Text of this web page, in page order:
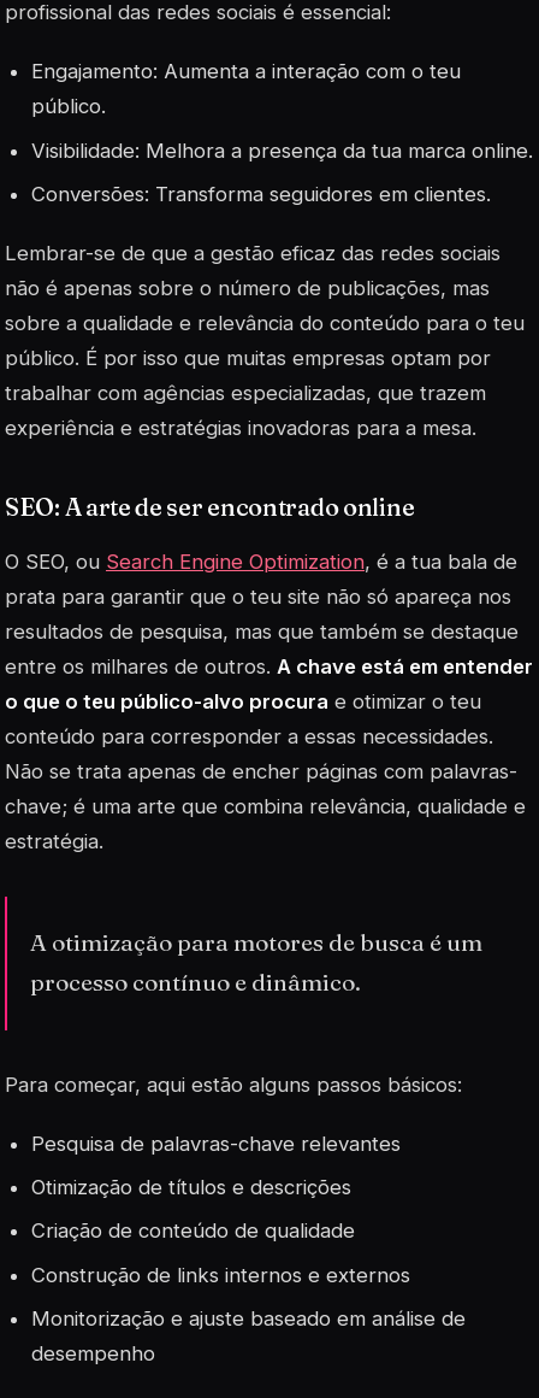
profissional das redes sociais é essencial:
Engajamento: Aumenta a interação com o teu
público.
Visibilidade: Melhora a presença da tua marca online.
Conversões: Transforma seguidores em clientes.
Lembrar-se de que a gestão eficaz das redes sociais
não é apenas sobre o número de publicações, mas
sobre a qualidade e relevância do conteúdo para o teu
público. É por isso que muitas empresas optam por
trabalhar com agências especializadas, que trazem
experiência e estratégias inovadoras para a mesa.
SEO: A arte de ser encontrado online
O SEO, ou Search Engine Optimization, é a tua bala de
prata para garantir que o teu site não só apareça nos
resultados de pesquisa, mas que também se destaque
entre os milhares de outros. A chave está em entender
o que o teu público-alvo procura e otimizar o teu
conteúdo para corresponder a essas necessidades.
Não se trata apenas de encher páginas com palavras-
chave; é uma arte que combina relevância, qualidade e
estratégia.
A otimização para motores de busca é um
processo contínuo e dinâmico.
Para começar, aqui estão alguns passos básicos:
Pesquisa de palavras-chave relevantes
Otimização de títulos e descrições
Criação de conteúdo de qualidade
Construção de links internos e externos
Monitorização e ajuste baseado em análise de
desempenho